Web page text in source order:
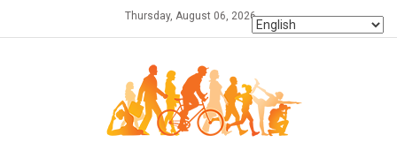
Thursday, August 06, 2026